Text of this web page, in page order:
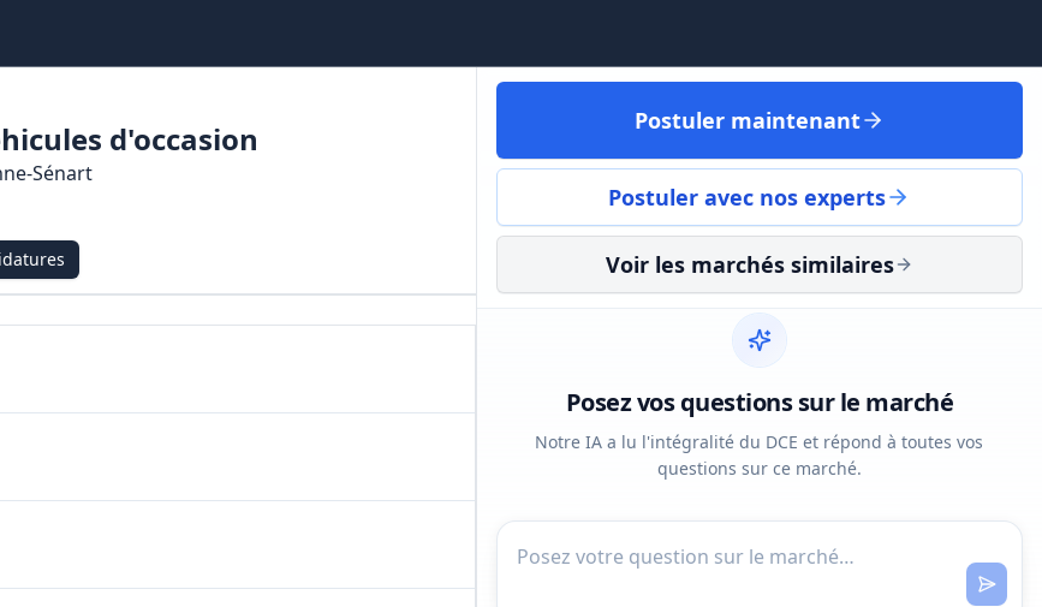
d'occasion Postuler maintenant
Postuler avec nos experts
Voir les marchés similaires
Posez vos questions sur le marché
Notre IA a lu l'intégralité du DCE et répond à toutes vos
questions sur ce marché.